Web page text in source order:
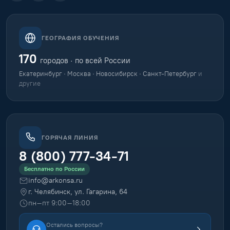
ГЕОГРАФИЯ ОБУЧЕНИЯ
170 городов · по всей России
Екатеринбург · Москва · Новосибирск · Санкт-Петербург и
другие
ГОРЯЧАЯ ЛИНИЯ
8 (800) 777-34-71
Бесплатно по России
info@arkonsa.ru
г. Челябинск, ул. Гагарина, 64
пн–пт 9:00–18:00
Остались вопросы?